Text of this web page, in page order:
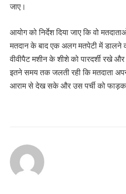
जाए।
आयोग को निर्देश दिया जाए कि वो
मतदान के बाद एक अलग मतपेटी में डालने
वीवीपैट मशीन के शीशे को पारदर्शी रखे
इतने समय तक जलती रही कि मतदाता
आराम से देख सके और उस पर्ची को